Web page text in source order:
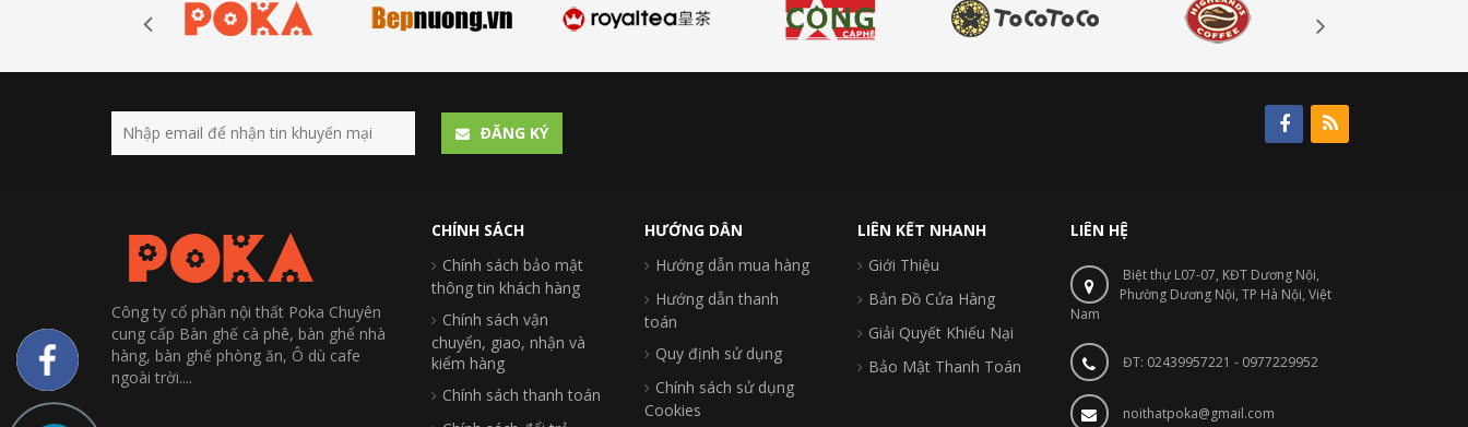
ÐĂNG KÝ
Công ty cổ phần nội thất Poka Chuyên
cung cấp Bàn ghế cà phê, bàn ghế nhà
hàng, bàn ghế phòng ăn, Ô dù cafe
ngoài trời....
CHÍNH SÁCH
Chính sách bảo mật
thông tin khách hàng
Chính sách vận
chuyển, giao, nhận và
kiểm hàng
Chính sách thanh toán
HƯỚNG DẪN
Hướng dẫn mua hàng
Hướng dẫn thanh
toán
Quy định sử dụng
Chính sách sử dụng
Cookies
LIÊN KẾT NHANH
Giới Thiệu
Bản Đồ Cửa Hàng
Giải Quyết Khiếu Nại
Bảo Mật Thanh Toán
LIÊN HỆ
Biệt thự L07-07, KĐT Dương Nội,
Phường Dương Nội, TP Hà Nội, Việt
Nam
ĐT: 02439957221 - 0977229952
noithatpoka@gmail.com